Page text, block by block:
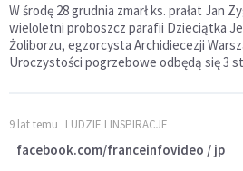
W środę 28 grudnia zmarł ks. prałat Jan
wieloletni proboszcz parafii Dzieciątka
Żoliborzu, egzorcysta Archidiecezji
Uroczystości pogrzebowe odbędą się 3
9 lat temu LUDZIE I INSPIRACJE
facebook.com/franceinfovideo / jp